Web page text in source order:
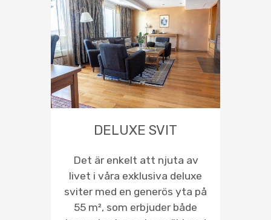
DELUXE SVIT
Det är enkelt att njuta av
livet i våra exklusiva deluxe
sviter med en generös yta på
55 m², som erbjuder både